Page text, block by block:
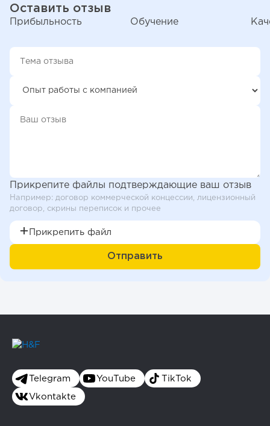
Оставить отзыв
Прибыльность Обучение
Прикрепите файлы подтверждающие ваш отзыв
Например: договор коммерческой концессии, лицензионный
договор, скрины переписок и прочее
Прикрепить файл
Telegram YouTube TikTok
Vkontakte